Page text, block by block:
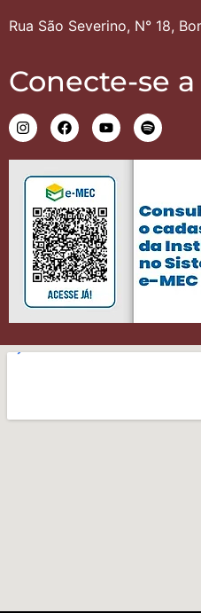
Rua São Severino, N° 18,
Conecte-se a